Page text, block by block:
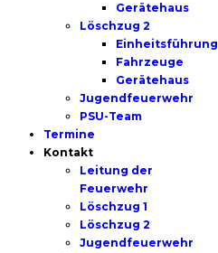
Gerätehaus
Löschzug 2
Einheitsführung
Fahrzeuge
Gerätehaus
Jugendfeuerwehr
PSU-Team
Termine
Kontakt
Leitung der
Feuerwehr
Löschzug 1
Löschzug 2
Jugendfeuerwehr